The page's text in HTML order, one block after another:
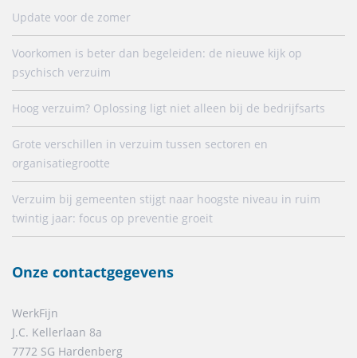
Update voor de zomer
Voorkomen is beter dan begeleiden: de nieuwe kijk op
psychisch verzuim
Hoog verzuim? Oplossing ligt niet alleen bij de bedrijfsarts
Grote verschillen in verzuim tussen sectoren en
organisatiegrootte
Verzuim bij gemeenten stijgt naar hoogste niveau in ruim
twintig jaar: focus op preventie groeit
Onze contactgegevens
WerkFijn
J.C. Kellerlaan 8a
7772 SG Hardenberg